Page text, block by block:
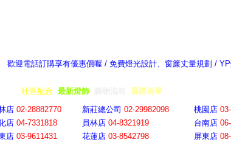
歡迎電話訂購享有優惠價喔 / 免費燈光設計、窗簾丈量規劃 /
社區配合 最新燈飾 選購清單
店 02-28882770 新莊總公司 02-29982098 桃園店
店 04-7331818 員林店 04-8321919 台南店
店 03-9611431 花蓮店 03-8542798 屏東店